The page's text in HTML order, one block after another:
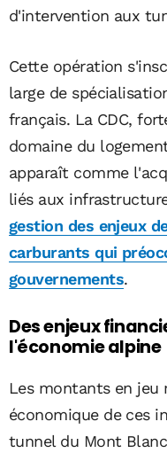
d'intervention aux
Cette opération
large de
français. La CDC,
domaine du
apparaît comme
liés aux
gestion des enjeux
carburants qui
gouvernements.
Des enjeux
l'économie alpine
Les montants en jeu
économique de ces
tunnel du Mont